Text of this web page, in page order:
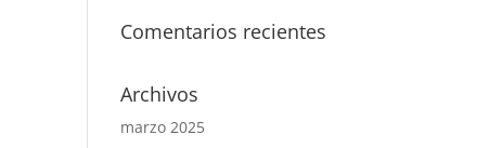
Comentarios recientes
Archivos
marzo 2025